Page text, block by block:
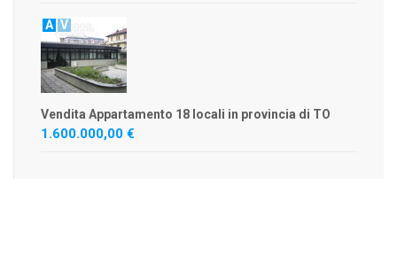
A V
Vendita Appartamento 18 locali in provincia di TO
1.600.000,00 €